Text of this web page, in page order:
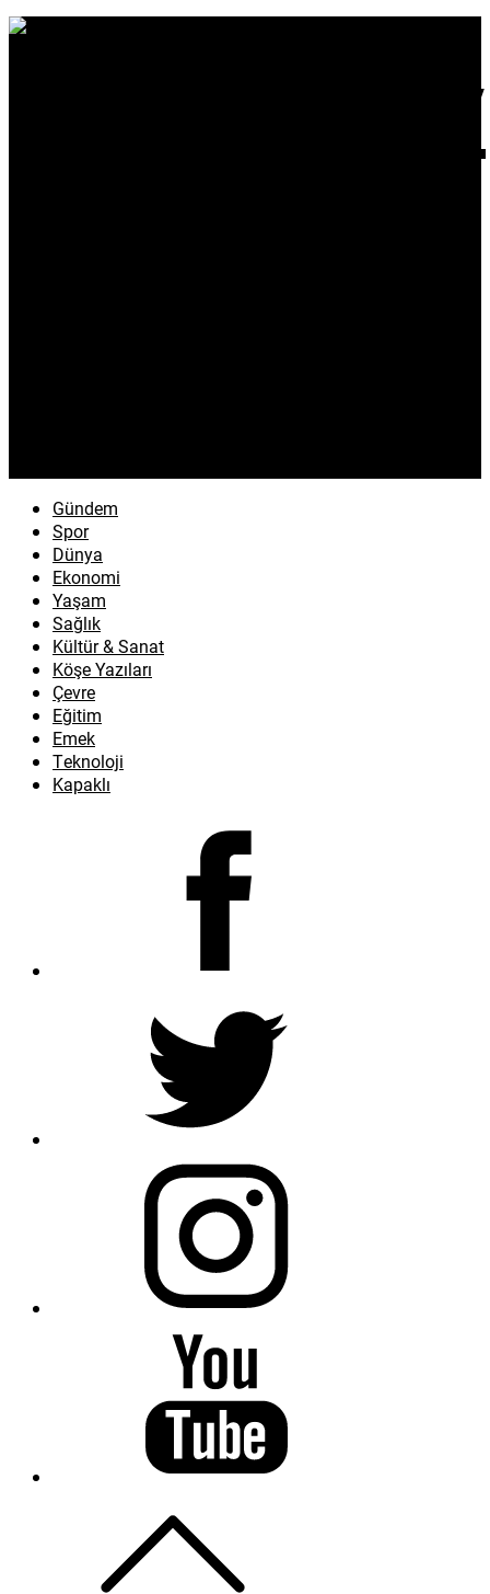
Gündem
Spor
Dünya
Ekonomi
Yaşam
Sağlık
Kültür & Sanat
Köşe Yazıları
Çevre
Eğitim
Emek
Teknoloji
Kapaklı